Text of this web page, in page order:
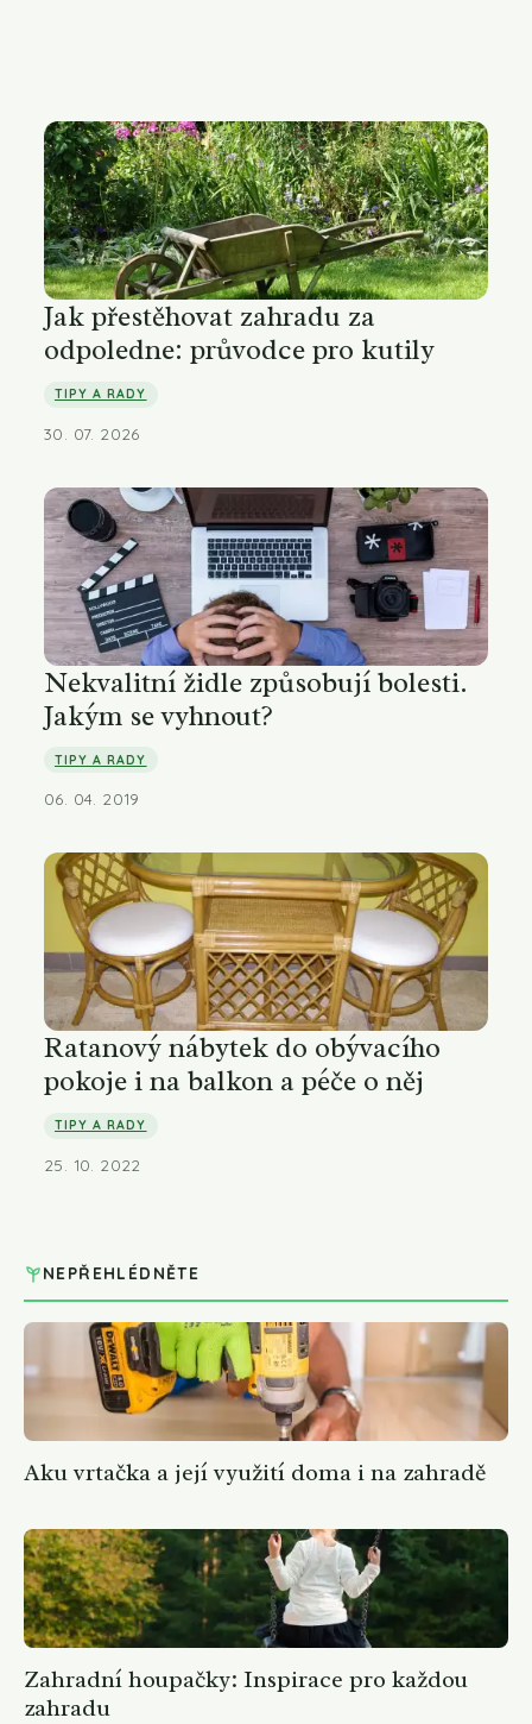
Jak přestěhovat zahradu za
odpoledne: průvodce pro kutily
TIPY A RADY
30. 07. 2026
Nekvalitní židle způsobují bolesti.
Jakým se vyhnout?
TIPY A RADY
06. 04. 2019
Ratanový nábytek do obývacího
pokoje i na balkon a péče o něj
TIPY A RADY
25. 10. 2022
NEPŘEHLÉDNĚTE
Aku vrtačka a její využití doma i na zahradě
Zahradní houpačky: Inspirace pro každou
zahradu